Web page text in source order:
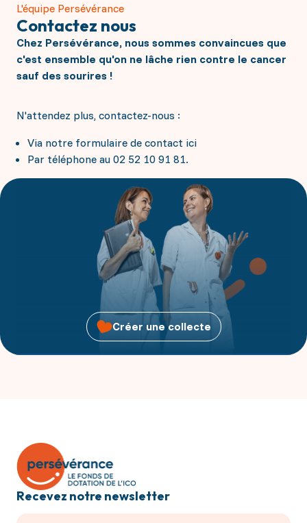
L'équipe Persévérance
Contactez nous
Chez Persévérance, nous sommes convaincues que
c'est ensemble qu'on ne lâche rien contre le cancer
sauf des sourires !
N'attendez plus, contactez-nous :
Via notre formulaire de contact ici
Par téléphone au 02 52 10 91 81.
Créer une collecte
Recevez notre newsletter